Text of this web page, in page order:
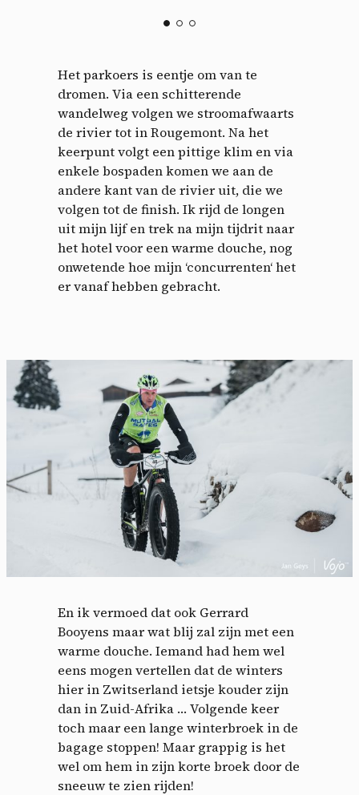
Het parkoers is eentje om van te
dromen. Via een schitterende
wandelweg volgen we stroomafwaarts
de rivier tot in Rougemont. Na het
keerpunt volgt een pittige klim en via
enkele bospaden komen we aan de
andere kant van de rivier uit, die we
volgen tot de finish. Ik rijd de longen
uit mijn lijf en trek na mijn tijdrit naar
het hotel voor een warme douche, nog
onwetende hoe mijn ‘concurrenten‘ het
er vanaf hebben gebracht.
En ik vermoed dat ook Gerrard
Booyens maar wat blij zal zijn met een
warme douche. Iemand had hem wel
eens mogen vertellen dat de winters
hier in Zwitserland ietsje kouder zijn
dan in Zuid-Afrika … Volgende keer
toch maar een lange winterbroek in de
bagage stoppen! Maar grappig is het
wel om hem in zijn korte broek door de
sneeuw te zien rijden!